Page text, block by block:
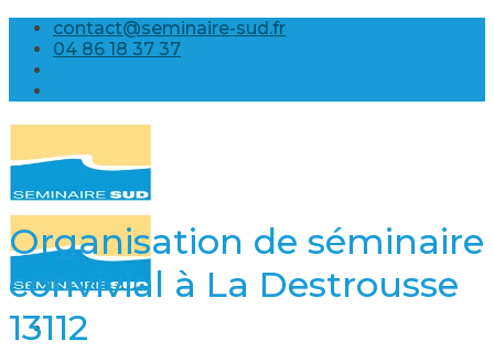
Skip
content
contact@seminaire-sud.fr
04 86 18 37 37
Organisation de séminaire
convivial à La Destrousse
13112